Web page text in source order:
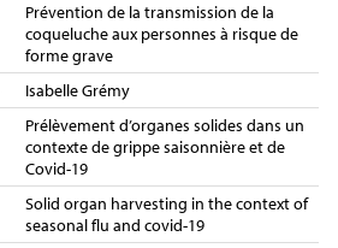
Prévention de la transmission de la
coqueluche aux personnes à risque de
forme grave
Isabelle Grémy
Prélèvement d’organes solides dans un
contexte de grippe saisonnière et de
Covid-19
Solid organ harvesting in the context of
seasonal flu and covid-19